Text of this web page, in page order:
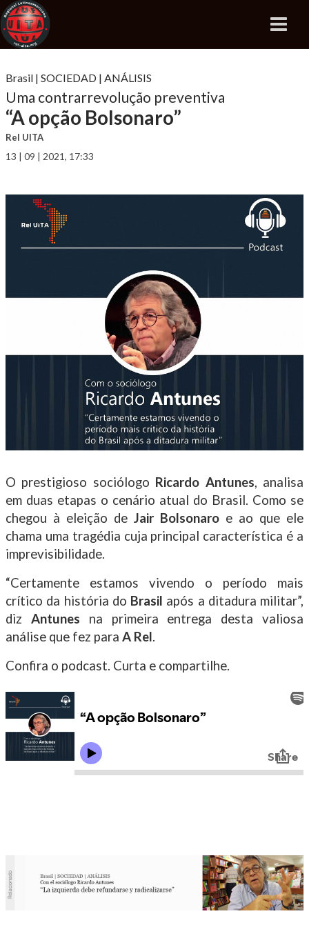
Brasil | SOCIEDAD | ANÁLISIS
Uma contrarrevolução preventiva
“A opção Bolsonaro”
Rel UITA
13 | 09 | 2021, 17:33
O prestigioso sociólogo Ricardo Antunes, analisa
em duas etapas o cenário atual do Brasil. Como se
chegou à eleição de Jair Bolsonaro e ao que ele
chama uma tragédia cuja principal característica é a
imprevisibilidade.
“Certamente estamos vivendo o período mais
crítico da história do Brasil após a ditadura militar”,
diz Antunes na primeira entrega desta valiosa
análise que fez para A Rel.
Confira o podcast. Curta e compartilhe.